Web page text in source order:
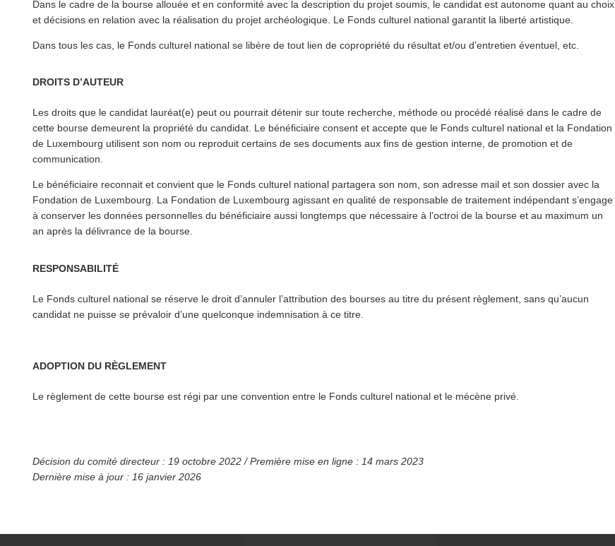
Dans le cadre de la bourse allouée et en conformité avec la description du projet soumis, le candidat est autonome quant au choix
et décisions en relation avec la réalisation du projet archéologique. Le Fonds culturel national garantit la liberté artistique.
Dans tous les cas, le Fonds culturel national se libère de tout lien de copropriété du résultat et/​ou d’entretien éventuel, etc.
DROITS D’AUTEUR
Les droits que le candidat lauréat(e) peut ou pourrait détenir sur toute recherche, méthode ou procédé réalisé dans le cadre de
cette bourse demeurent la propriété du candidat. Le béné­fi­ci­aire consent et accepte que le Fonds culturel national et la Fondation
de Luxembourg utilisent son nom ou reproduit certains de ses documents aux fins de gestion interne, de promotion et de
communication.
Le béné­fi­ci­aire reconnait et convient que le Fonds culturel national partagera son nom, son adresse mail et son dossier avec la
Fondation de Luxembourg. La Fondation de Luxembourg agissant en qualité de responsable de traitement indépendant s’engage
à conserver les données per­son­nelles du béné­fi­ci­aire aussi longtemps que nécessaire à l’octroi de la bourse et au maximum un
an après la délivrance de la bourse.
RESPONSABILITÉ
Le Fonds culturel national se réserve le droit d’annuler l’at­tri­bu­tion des bourses au titre du présent règlement, sans qu’aucun
candidat ne puisse se prévaloir d’une quelconque indem­ni­sa­tion à ce titre.
ADOPTION DU RÈGLEMENT
Le règlement de cette bourse est régi par une convention entre le Fonds culturel national et le mécène privé.
Décision du comité directeur : 19 octobre 2022 / Première mise en ligne : 14 mars 2023
Dernière mise à jour : 16 janvier 2026